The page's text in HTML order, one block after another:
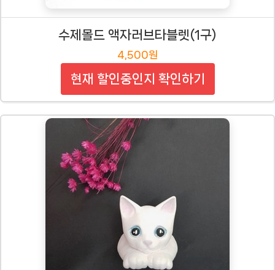
수제몰드 액자러브타블렛(1구)
4,500원
현재 할인중인지 확인하기